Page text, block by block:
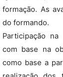
formação. As
do formando.
Participação
com base na
como base a